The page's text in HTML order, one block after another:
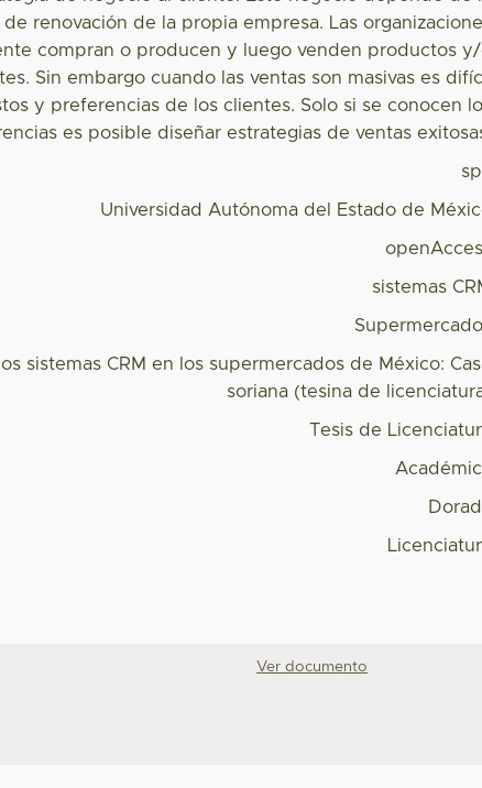
renovación de la propia empresa. Las
compran o producen y luego venden productos
Sin embargo cuando las ventas son masivas es
y preferencias de los clientes. Solo si se conocen
es posible diseñar estrategias de ventas
Universidad Autónoma del Estado de
sistemas
sistemas CRM en los supermercados de México:
soriana (tesina de
Tesis de
Ver documento